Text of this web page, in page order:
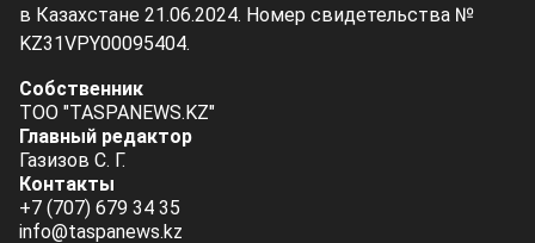
в Казахстане 21.06.2024. Номер свидетельства №
KZ31VPY00095404.
Собственник
ТОО "TASPANEWS.KZ"
Главный редактор
Газизов С. Г.
Контакты
+7 (707) 679 34 35
info@taspanews.kz